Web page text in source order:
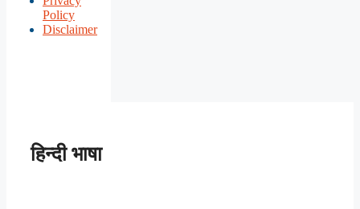
Policy
Disclaimer
हिन्दी भाषा